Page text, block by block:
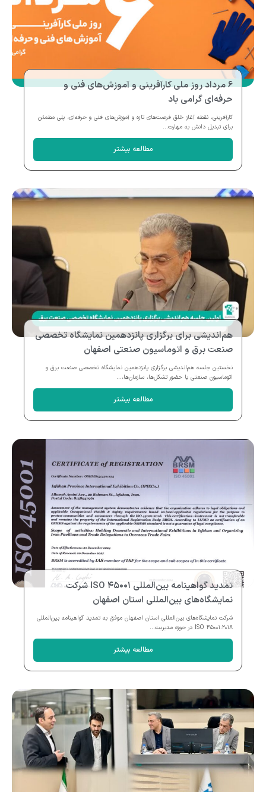
۶ مرداد روز ملی کارآفرینی و آموزش‌های فنی و
حرفه‌ای گرامی باد
کارآفرینی، نقطه آغاز خلق فرصت‌های تازه و آموزش‌های فنی و حرفه‌ای، پلی مطمئن
برای تبدیل دانش به مهارت...
مطالعه بیشتر
هم‌اندیشی برای برگزاری پانزدهمین نمایشگاه تخصصی
صنعت برق و اتوماسیون صنعتی اصفهان
نخستین جلسه هم‌اندیشی برگزاری پانزدهمین نمایشگاه تخصصی صنعت برق و
اتوماسیون صنعتی با حضور تشکل‌ها، سازمان‌ها،...
مطالعه بیشتر
تمدید گواهینامه بین‌المللی ISO ۴۵۰۰۱ شرکت
نمایشگاه‌های بین‌المللی استان اصفهان
شرکت نمایشگاه‌های بین‌المللی استان اصفهان موفق به تمدید گواهینامه بین‌المللی
ISO ۴۵۰۰۱:۲۰۱۸ در حوزه مدیریت...
مطالعه بیشتر